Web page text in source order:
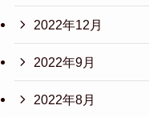
2022年12月
2022年9月
2022年8月